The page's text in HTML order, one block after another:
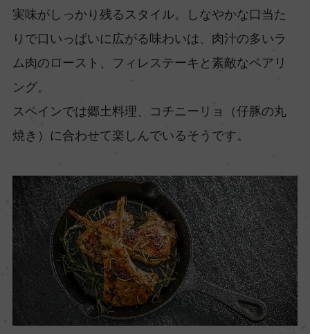
実味がしっかり残るスタイル。しなやかな口当た
りで口いっぱいに広がる味わいは、肉汁の多いラ
ム肉のロースト、フィレステーキと素敵なペアリ
ング。
スペインでは郷土料理、コチニーリョ（仔豚の丸
焼き）に合わせて楽しんでいるそうです。